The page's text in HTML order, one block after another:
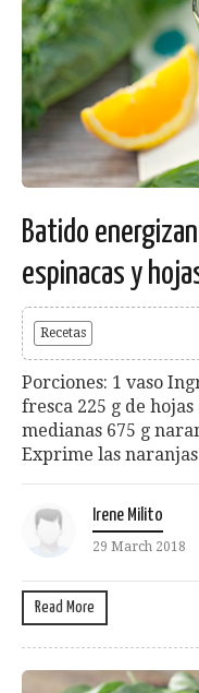
Batido
espinacas y
Recetas
Porciones: 1 vaso
fresca 225 g de
medianas 675 g
Exprime las
Irene Milito
29 March 2018
Read More